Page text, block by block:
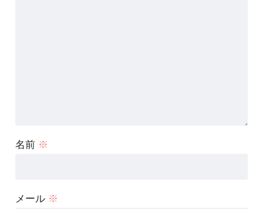
名前 ※
メール ※